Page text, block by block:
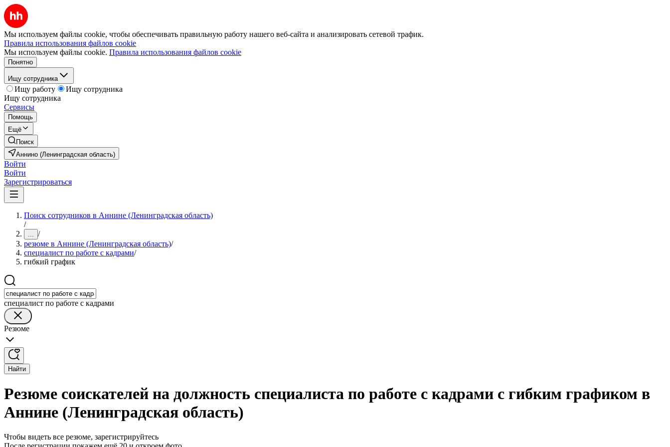
Мы используем файлы cookie, чтобы обеспечивать правильную работу нашего веб-сайта и анализировать сетевой трафик.
Правила использования файлов cookie
Мы используем файлы cookie. Правила использования файлов cookie
Понятно
Ищу сотрудника
Ищу работу
Ищу сотрудника
Ищу сотрудника
Сервисы
Помощь
Ещё
Поиск
Аннино (Ленинградская область)
Войти
Войти
Зарегистрироваться
Поиск сотрудников в Аннине (Ленинградская область)
/
... /
резюме в Аннине (Ленинградская область)/
специалист по работе с кадрами/
гибкий график
специалист по работе с кадрами
Резюме
Найти
Резюме соискателей на должность специалиста по работе с кадрами с гибким графиком в
Аннине (Ленинградская область)
Чтобы видеть все резюме, зарегистрируйтесь